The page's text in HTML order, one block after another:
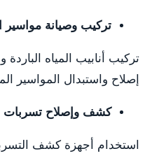
تركيب وصيانة
تركيب أنابيب المياه الباردة
إصلاح واستبدال المواسير
كشف وإصلاح تسربات
استخدام أجهزة كشف